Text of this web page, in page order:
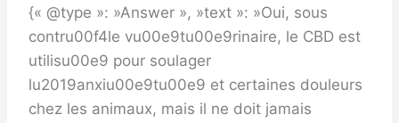
{« @type »: »Answer », »text »: »Oui, sous
contru00f4le vu00e9tu00e9rinaire, le CBD est
utilisu00e9 pour soulager
lu2019anxiu00e9tu00e9 et certaines douleurs
chez les animaux, mais il ne doit jamais